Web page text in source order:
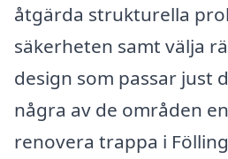
åtgärda strukturella
säkerheten samt välja
design som passar just
några av de områden
renovera trappa i